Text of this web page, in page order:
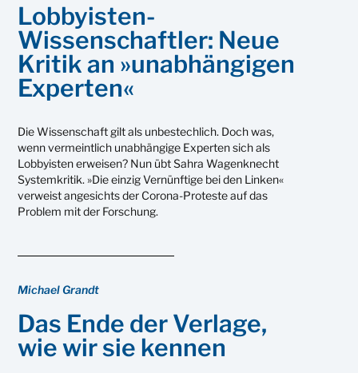
Lobbyisten-
Wissenschaftler: Neue
Kritik an »unabhängigen
Experten«
Die Wissenschaft gilt als unbestechlich. Doch was,
wenn vermeintlich unabhängige Experten sich als
Lobbyisten erweisen? Nun übt Sahra Wagenknecht
Systemkritik. »Die einzig Vernünftige bei den Linken«
verweist angesichts der Corona-Proteste auf das
Problem mit der Forschung.
Michael Grandt
Das Ende der Verlage,
wie wir sie kennen